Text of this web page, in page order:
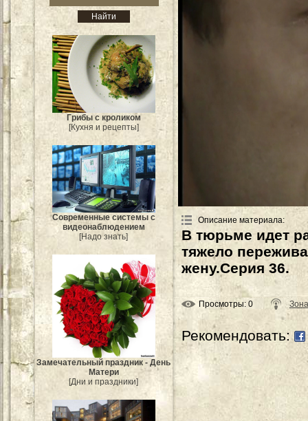
Грибы с кроликом
[Кухня и рецепты]
Современные системы с
видеонаблюдением
[Надо знать]
Замечательный праздник - День
Матери
[Дни и праздники]
Описание материала:
В тюрьме идет
тяжело
жену.Серия 36.
Просмотры: 0 Зона
Рекомендовать: